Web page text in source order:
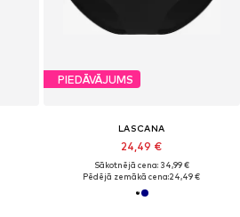
PIEDĀVĀJUMS
LASCANA
24,49 €
Sākotnējā cena: 34,99 €
Pēdējā zemākā cena:24,49 €